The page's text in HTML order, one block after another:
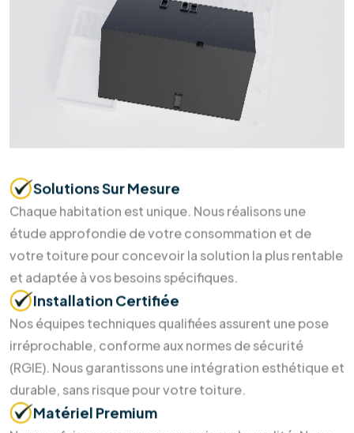
98 %
Clients Satisfaits
Prendrerendez-vous